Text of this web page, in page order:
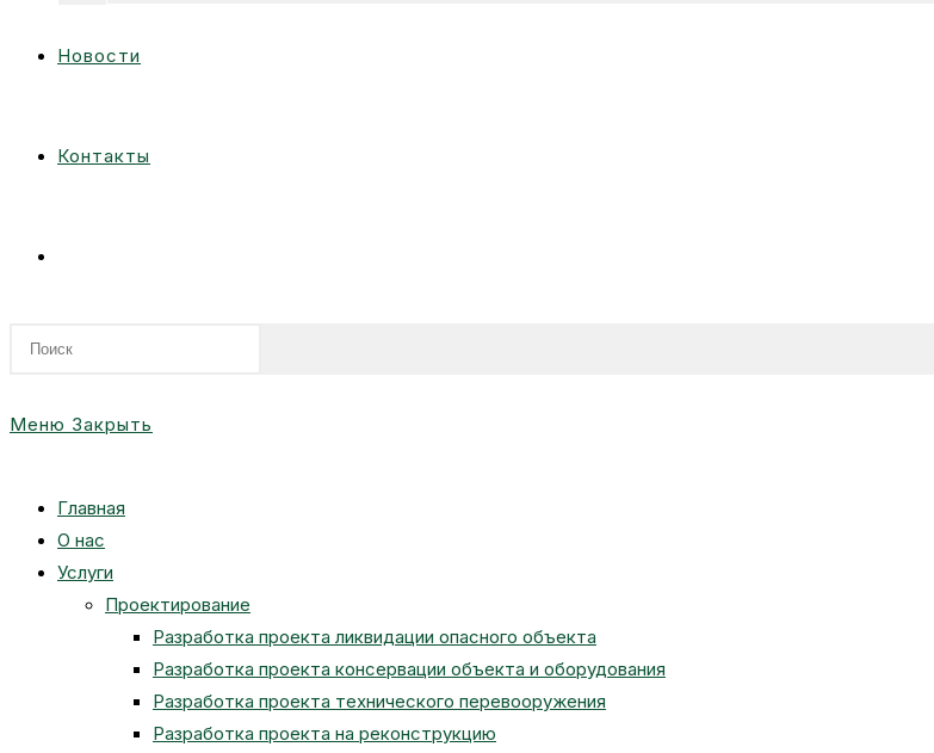
Новости
Контакты
поиск
веб-
Меню Закрыть
Главная
О нас
Услуги
Проектирование
Разработка проекта ликвидации опасного объекта
Разработка проекта консервации объекта и оборудования
Разработка проекта технического перевооружения
Разработка проекта на реконструкцию